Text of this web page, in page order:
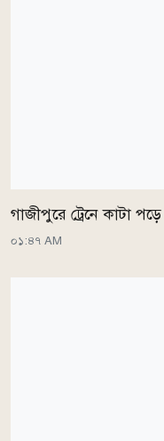
গাজীপুরে ট্রেনে কাটা পড়ে
০১:৪৭ AM